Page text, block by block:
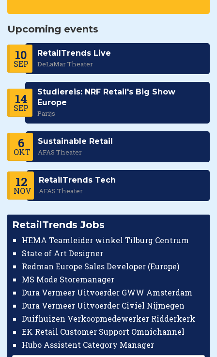
Upcoming events
10
SEP
RetailTrends Live
DeLaMar Theater
14
SEP
Studiereis: NRF Retail's Big Show
Europe
Parijs
6
OKT
Sustainable Retail
AFAS Theater
12
NOV
RetailTrends Tech
AFAS Theater
RetailTrends Jobs
HEMA Teamleider winkel Tilburg Centrum
State of Art Designer
Redman Europe Sales Developer (Europe)
MS Mode Storemanager
Dura Vermeer Uitvoerder GWW Amsterdam
Dura Vermeer Uitvoerder Civiel Nijmegen
Duifhuizen Verkoopmedewerker Ridderkerk
EK Retail Customer Support Omnichannel
Hubo Assistent Category Manager